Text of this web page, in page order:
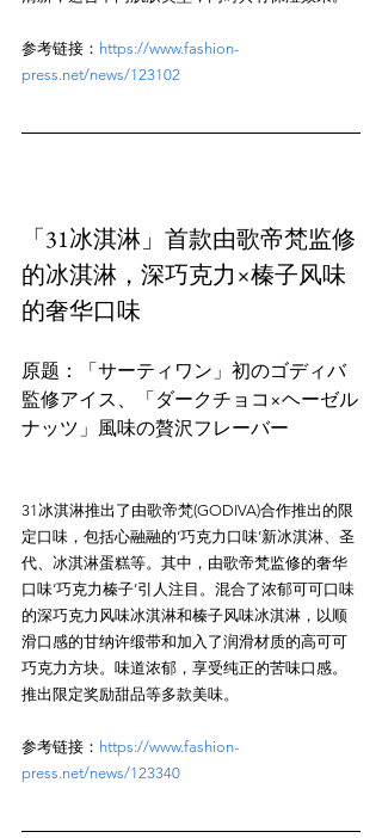
参考链接： https://www.fashion-
press.net/news/123102
「31冰淇淋」首款由歌帝梵监修
的冰淇淋，深巧克力×榛子风味
的奢华口味
原题：「サーティワン」初のゴディバ
監修アイス、「ダークチョコ×ヘーゼル
31冰淇淋推出了由歌帝梵(GODIVA)合作推出的限
定口味，包括心融融的‘巧克力口味’新冰淇淋、圣
代、冰淇淋蛋糕等。其中，由歌帝梵监修的奢华
口味‘巧克力榛子’引人注目。混合了浓郁可可口味
的深巧克力风味冰淇淋和榛子风味冰淇淋，以顺
滑口感的甘纳许缎带和加入了润滑材质的高可可
巧克力方块。味道浓郁，享受纯正的苦味口感。
参考链接： https://www.fashion-
press.net/news/123340